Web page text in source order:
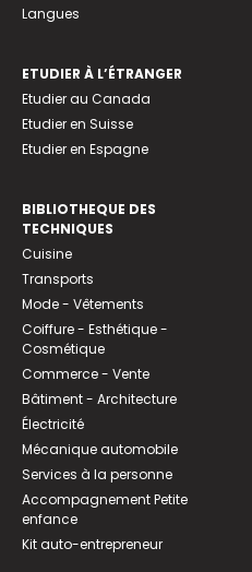
Langues
ETUDIER À L’ÉTRANGER
Etudier au Canada
Etudier en Suisse
Etudier en Espagne
BIBLIOTHEQUE DES
TECHNIQUES
Cuisine
Transports
Mode - Vêtements
Coiffure - Esthétique -
Cosmétique
Commerce - Vente
Bâtiment - Architecture
Électricité
Mécanique automobile
Services à la personne
Accompagnement Petite
enfance
Kit auto-entrepreneur